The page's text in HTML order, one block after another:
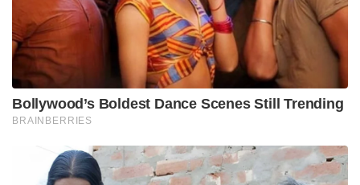
Bollywood’s Boldest Dance Scenes Still Trending
BRAINBERRIES